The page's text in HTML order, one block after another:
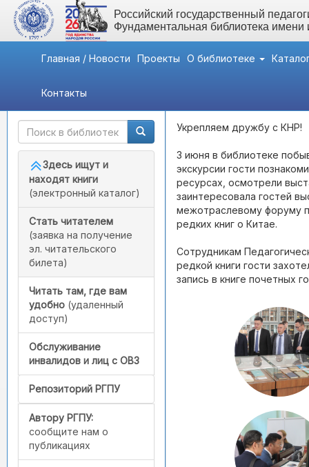
Российский государственный
Фундаментальная библиотека
Главная / Новости Проекты О библиотеке
Контакты
Быстрый доступ
Здесь ищут и
находят книги
(электронный каталог)
Стать читателем
(заявка на получение
эл. читательского
билета)
Читать там, где вам
удобно (удаленный
доступ)
Обслуживание
инвалидов и лиц с ОВЗ
Репозиторий РГПУ
Автору РГПУ:
сообщите нам о
публикациях
Укрепляем дружбу с КНР!
3 июня в библиотеке
экскурсии гости
ресурсах, осмотрели
заинтересовала гостей
межотраслевому форуму
редких книг о Китае.
Сотрудникам
редкой книги гости
запись в книге почетных